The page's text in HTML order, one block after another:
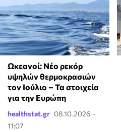
Ωκεανοί: Νέο ρεκόρ
υψηλών θερμοκρασιών
τον Ιούλιο – Τα στοιχεία
για την Ευρώπη
healthstat.gr 08.10.2026 -
11:07